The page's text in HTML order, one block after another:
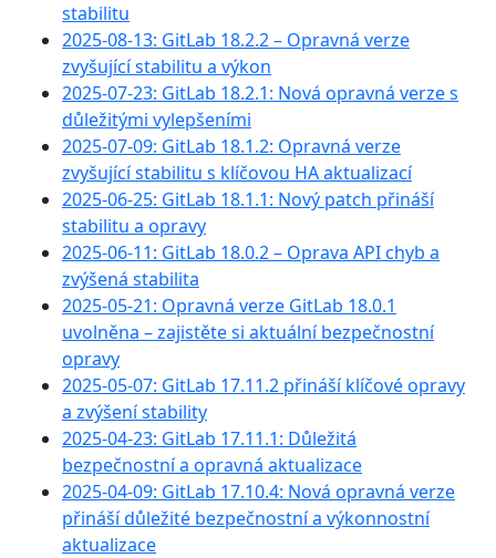
stabilitu
2025-08-13: GitLab 18.2.2 – Opravná verze
zvyšující stabilitu a výkon
2025-07-23: GitLab 18.2.1: Nová opravná verze s
důležitými vylepšeními
2025-07-09: GitLab 18.1.2: Opravná verze
zvyšující stabilitu s klíčovou HA aktualizací
2025-06-25: GitLab 18.1.1: Nový patch přináší
stabilitu a opravy
2025-06-11: GitLab 18.0.2 – Oprava API chyb a
zvýšená stabilita
2025-05-21: Opravná verze GitLab 18.0.1
uvolněna – zajistěte si aktuální bezpečnostní
opravy
2025-05-07: GitLab 17.11.2 přináší klíčové opravy
a zvýšení stability
2025-04-23: GitLab 17.11.1: Důležitá
bezpečnostní a opravná aktualizace
2025-04-09: GitLab 17.10.4: Nová opravná verze
přináší důležité bezpečnostní a výkonnostní
aktualizace